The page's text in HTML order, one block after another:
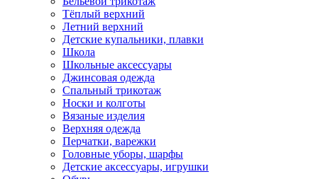
Тёплый верхний
Летний верхний
Детские купальники, плавки
Школа
Школьные аксессуары
Джинсовая одежда
Спальный трикотаж
Носки и колготы
Вязаные изделия
Верхняя одежда
Перчатки, варежки
Головные уборы, шарфы
Детские аксессуары, игрушки